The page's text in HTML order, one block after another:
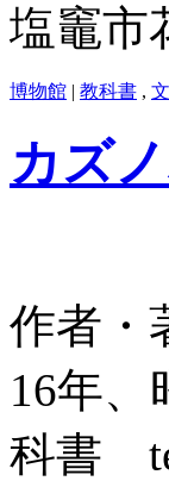
塩竈市
博物館 | 教科書 ,
カズ
作者・
16年、
科書